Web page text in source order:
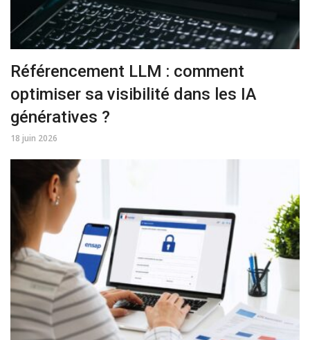
Référencement LLM : comment
optimiser sa visibilité dans les IA
génératives ?
18 juin 2026